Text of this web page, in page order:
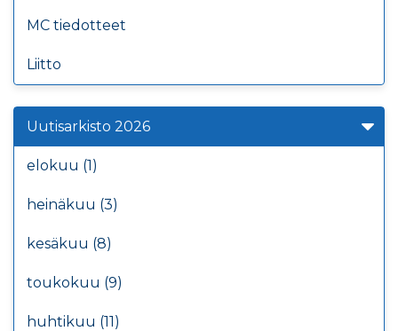
MC tiedotteet
Liitto
Uutisarkisto 2026
elokuu (1)
heinäkuu (3)
kesäkuu (8)
toukokuu (9)
huhtikuu (11)